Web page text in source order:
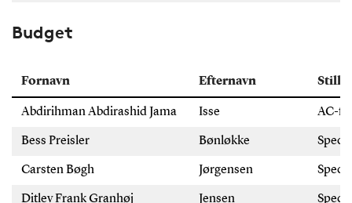
Budget
Fornavn Efternavn
Abdirihman Abdirashid Jama Isse AC-
Bess Preisler Bønløkke
Carsten Bøgh Jørgensen
Ditlev Frank Granhøj Jensen